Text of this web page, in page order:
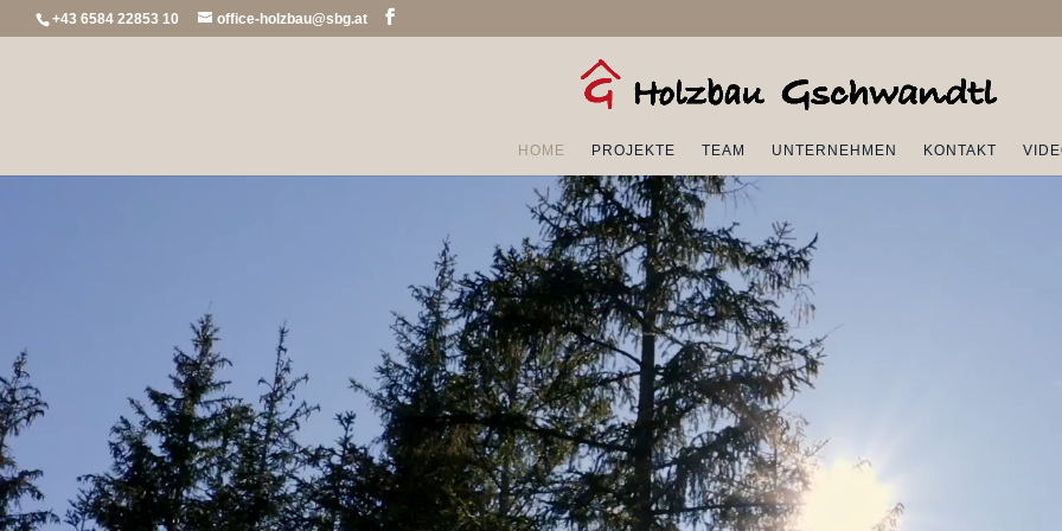
+43 6584 22853 10 office-holzbau@sbg.at
HOME PROJEKTE TEAM UNTERNEHMEN KONTAKT